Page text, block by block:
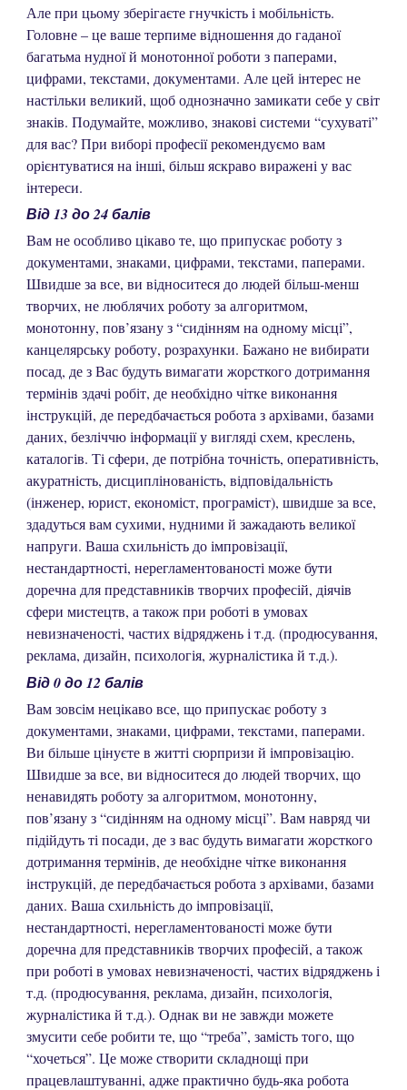
Але при цьому зберігаєте гнучкість і мобільність.
Головне – це ваше терпиме відношення до гаданої
багатьма нудної й монотонної роботи з паперами,
цифрами, текстами, документами. Але цей інтерес не
настільки великий, щоб однозначно замикати себе у світ
знаків. Подумайте, можливо, знакові системи “сухуваті”
для вас? При виборі професії рекомендуємо вам
орієнтуватися на інші, більш яскраво виражені у вас
інтереси.
Від 13 до 24 балів
Вам не особливо цікаво те, що припускає роботу з
документами, знаками, цифрами, текстами, паперами.
Швидше за все, ви відноситеся до людей більш-менш
творчих, не люблячих роботу за алгоритмом,
монотонну, пов’язану з “сидінням на одному місці”,
канцелярську роботу, розрахунки. Бажано не вибирати
посад, де з Вас будуть вимагати жорсткого дотримання
термінів здачі робіт, де необхідно чітке виконання
інструкцій, де передбачається робота з архівами, базами
даних, безліччю інформації у вигляді схем, креслень,
каталогів. Ті сфери, де потрібна точність, оперативність,
акуратність, дисциплінованість, відповідальність
(інженер, юрист, економіст, програміст), швидше за все,
здадуться вам сухими, нудними й зажадають великої
напруги. Ваша схильність до імпровізації,
нестандартності, нерегламентованості може бути
доречна для представників творчих професій, діячів
сфери мистецтв, а також при роботі в умовах
невизначеності, частих відряджень і т.д. (продюсування,
реклама, дизайн, психологія, журналістика й т.д.).
Від 0 до 12 балів
Вам зовсім нецікаво все, що припускає роботу з
документами, знаками, цифрами, текстами, паперами.
Ви більше цінуєте в житті сюрпризи й імпровізацію.
Швидше за все, ви відноситеся до людей творчих, що
ненавидять роботу за алгоритмом, монотонну,
пов’язану з “сидінням на одному місці”. Вам навряд чи
підійдуть ті посади, де з вас будуть вимагати жорсткого
дотримання термінів, де необхідне чітке виконання
інструкцій, де передбачається робота з архівами, базами
даних. Ваша схильність до імпровізації,
нестандартності, нерегламентованості може бути
доречна для представників творчих професій, а також
при роботі в умовах невизначеності, частих відряджень і
т.д. (продюсування, реклама, дизайн, психологія,
журналістика й т.д.). Однак ви не завжди можете
змусити себе робити те, що “треба”, замість того, що
“хочеться”. Це може створити складнощі при
працевлаштуванні, адже практично будь-яка робота